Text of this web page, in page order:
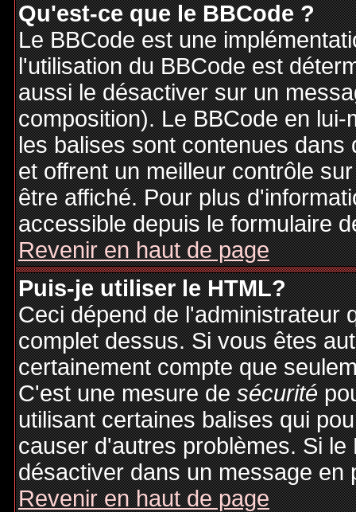
Qu'est-ce que le BBCode ?
Le BBCode est une
l'utilisation du BBCode est
aussi le désactiver sur un
composition). Le BBCode en
les balises sont contenues
et offrent un meilleur contrôle
être affiché. Pour plus
accessible depuis le formulaire
Revenir en haut de page
Puis-je utiliser le HTML?
Ceci dépend de l'administrateur
complet dessus. Si vous êtes
certainement compte que
C'est une mesure desécurité
utilisant certaines balises qui
causer d'autres problèmes. Si
désactiver dans un message en
Revenir en haut de page